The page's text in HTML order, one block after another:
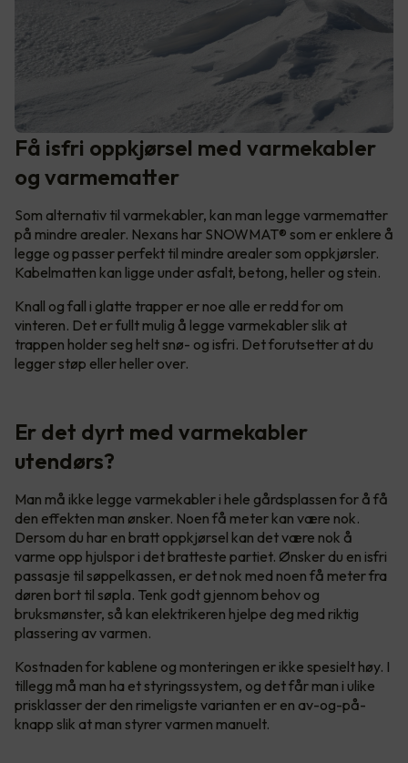
Få isfri oppkjørsel med varmekabler
og varmematter
Som alternativ til varmekabler, kan man legge varmematter
på mindre arealer. Nexans har SNOWMAT® som er enklere å
legge og passer perfekt til mindre arealer som oppkjørsler.
Kabelmatten kan ligge under asfalt, betong, heller og stein.
Knall og fall i glatte trapper er noe alle er redd for om
vinteren. Det er fullt mulig å legge varmekabler slik at
trappen holder seg helt snø- og isfri. Det forutsetter at du
legger støp eller heller over.
Er det dyrt med varmekabler
utendørs?
Man må ikke legge varmekabler i hele gårdsplassen for å få
den effekten man ønsker. Noen få meter kan være nok.
Dersom du har en bratt oppkjørsel kan det være nok å
varme opp hjulspor i det bratteste partiet. Ønsker du en isfri
passasje til søppelkassen, er det nok med noen få meter fra
døren bort til søpla. Tenk godt gjennom behov og
bruksmønster, så kan elektrikeren hjelpe deg med riktig
plassering av varmen.
Kostnaden for kablene og monteringen er ikke spesielt høy. I
tillegg må man ha et styringssystem, og det får man i ulike
prisklasser der den rimeligste varianten er en av-og-på-
knapp slik at man styrer varmen manuelt.